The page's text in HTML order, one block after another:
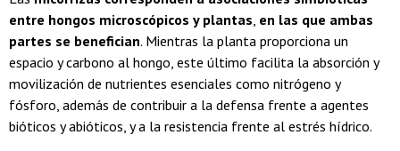
entre hongos microscópicos y plantas en las que ambas
partes se benefician. Mientras la planta proporciona un
espacio y carbono al hongo, este último facilita la absorción y
movilización de nutrientes esenciales como nitrógeno y
fósforo, además de contribuir a la defensa frente a agentes
bióticos y abióticos, y a la resistencia frente al estrés hídrico.